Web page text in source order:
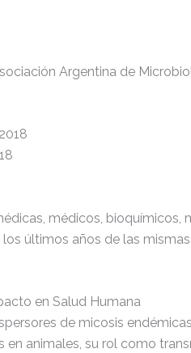
Argentina de
médicos,
últimos años de las mismas.
en Salud Humana
de micosis endémicas
animales, su rol como